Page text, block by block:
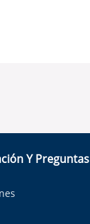
Y Preguntas